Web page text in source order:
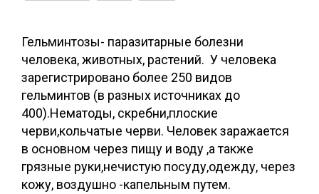
Гельминтозы- паразитарные болезни
человека, животных, растений. У человека
зарегистрировано более 250 видов
гельминтов (в разных источниках до
400).Нематоды, скребни,плоские
черви,кольчатые черви. Человек заражается
в основном через пищу и воду ,а также
грязные руки,нечистую посуду,одежду, через
кожу, воздушно -капельным путем.